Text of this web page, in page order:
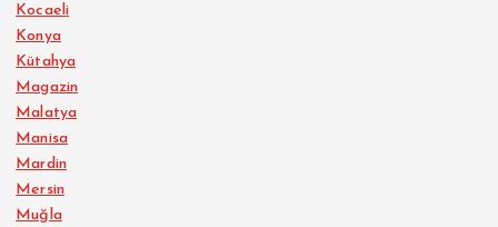
Kocaeli
Konya
Kütahya
Magazin
Malatya
Manisa
Mardin
Mersin
Muğla